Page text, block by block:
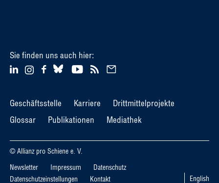
Sie finden uns auch hier:
Geschäftsstelle Karriere
Drittmittelprojekte
Glossar
Publikationen Mediathek
© Allianz pro Schiene e. V.
Newsletter
Impressum
Datenschutz
Datenschutzeinstellungen
Kontakt English